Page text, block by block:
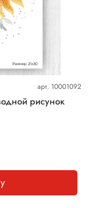
арт. 10001092
рисунок